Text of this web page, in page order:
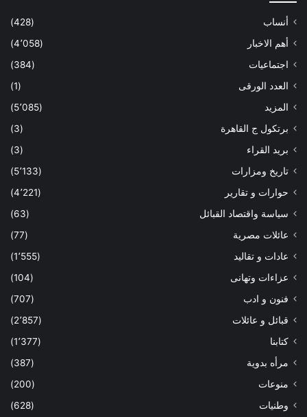
أنساب
(428)
أهم الاخبار
(4٬058)
اجتماعيات
(384)
العدد الورقى
(1)
المزيد
(5٬085)
برتكول ج القاهرة
(3)
بريد القراء
(3)
تاريخ ومزارات
(5٬133)
حوارات و تقارير
(4٬221)
سياسة واقتصاد القبائل
(63)
عائلات مصرية
(77)
عادات و تقاليد
(1٬555)
عزاءات وتهانى
(104)
فنون و ادب
(707)
قبائل و عائلات
(2٬857)
كتابنا
(1٬377)
مرأه بدوية
(387)
منوعات
(200)
وطنيات
(628)